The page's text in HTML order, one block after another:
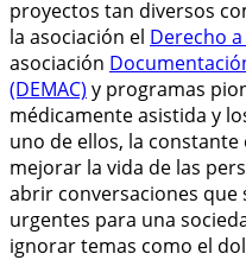
proyectos tan diversos
la asociación el Derecho
asociación
(DEMAC) y programas
médicamente asistida y
uno de ellos, la
mejorar la vida de las
abrir conversaciones que
urgentes para una
ignorar temas como el